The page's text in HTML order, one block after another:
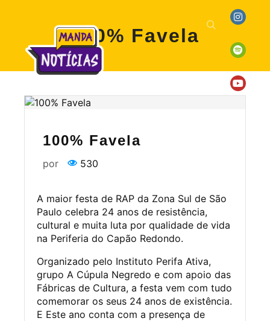
100% Favela
100% Favela
por 530
A maior festa de RAP da Zona Sul de São
Paulo celebra 24 anos de resistência,
cultural e muita luta por qualidade de vida
na Periferia do Capão Redondo.
Organizado pelo Instituto Perifa Ativa,
grupo A Cúpula Negredo e com apoio das
Fábricas de Cultura, a festa vem com tudo
comemorar os seus 24 anos de existência.
E Este ano conta com a presença de